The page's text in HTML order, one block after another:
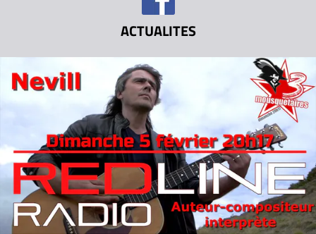
ACTUALITES